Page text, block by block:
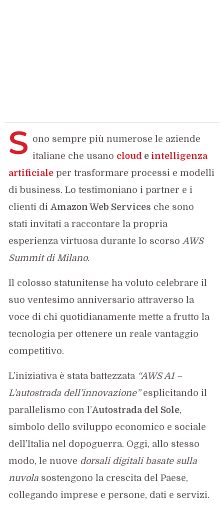
S ono sempre più numerose le aziende
italiane che usano cloud e intelligenza
artificiale per trasformare processi e modelli
di business. Lo testimoniano i partner e i
clienti diAmazon Web Services che sono
stati invitati a raccontare la propria
esperienza virtuosa durante lo scorso AWS
Summit di Milano.
Il colosso statunitense ha voluto celebrare il
suo ventesimo anniversario attraverso la
voce di chi quotidianamente mette a frutto la
tecnologia per ottenere un reale vantaggio
competitivo.
L’iniziativa è stata battezzata “AWS A1 –
L’autostrada dell’innovazione”esplicitando il
parallelismo con l’Autostrada del Sole,
simbolo dello sviluppo economico e sociale
dell’Italia nel dopoguerra. Oggi, allo stesso
modo, le nuove dorsali digitali basate sulla
nuvola sostengono la crescita del Paese,
collegando imprese e persone, dati e servizi.